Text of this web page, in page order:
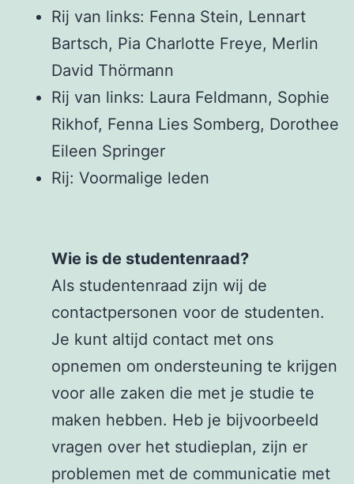
Rij van links: Fenna Stein, Lennart
Bartsch, Pia Charlotte Freye, Merlin
David Thörmann
Rij van links: Laura Feldmann, Sophie
Rikhof, Fenna Lies Somberg, Dorothee
Eileen Springer
Rij: Voormalige leden
Wie is de studentenraad?
Als studentenraad zijn wij de
contactpersonen voor de studenten.
Je kunt altijd contact met ons
opnemen om ondersteuning te krijgen
voor alle zaken die met je studie te
maken hebben. Heb je bijvoorbeeld
vragen over het studieplan, zijn er
problemen met de communicatie met